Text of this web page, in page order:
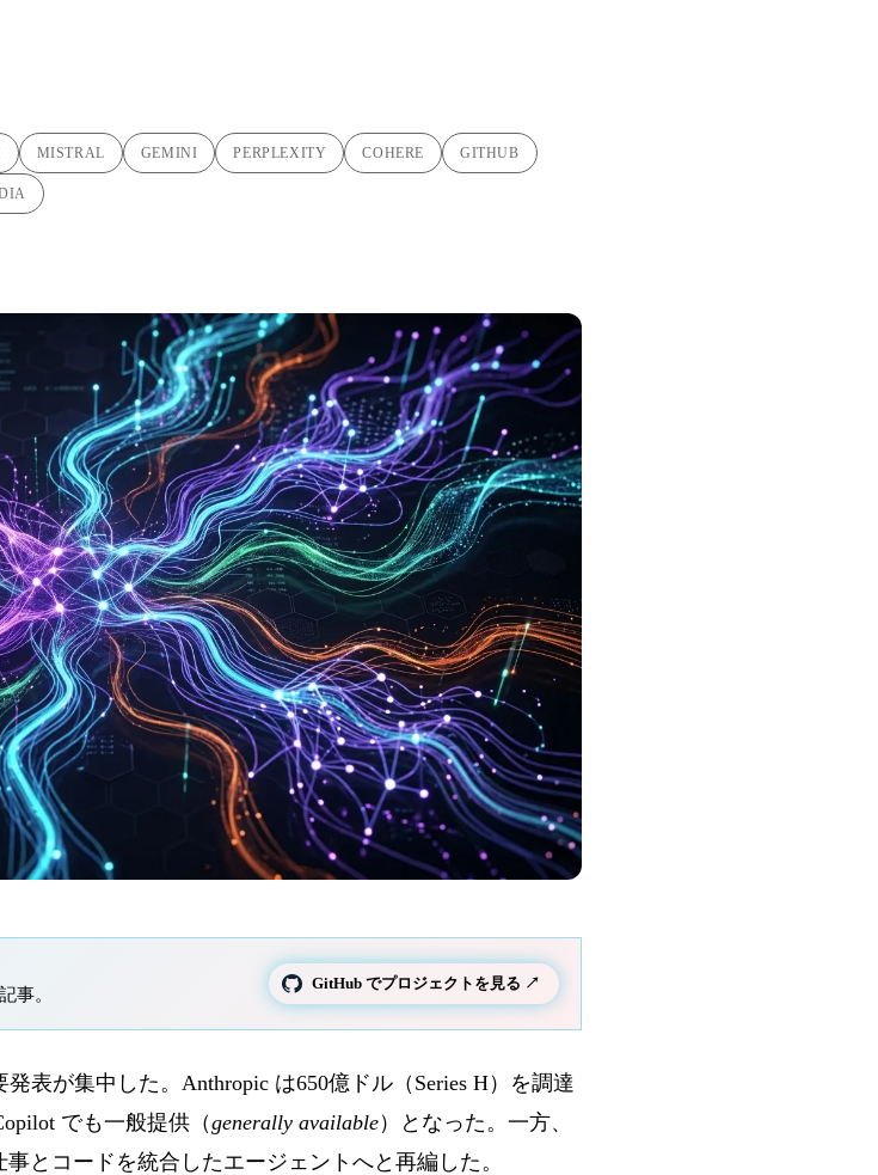
MISTRAL GEMINI PERPLEXITY COHERE GITHUB
事。
GitHub でプロジェクトを見る ↗
表が集中した。Anthropic は650億ドル（Series H）を調達
でも一般提供（generally available）となった。一方、
とコードを統合したエージェントへと再編した。